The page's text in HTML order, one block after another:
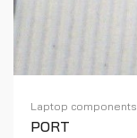
Laptop components
PORT